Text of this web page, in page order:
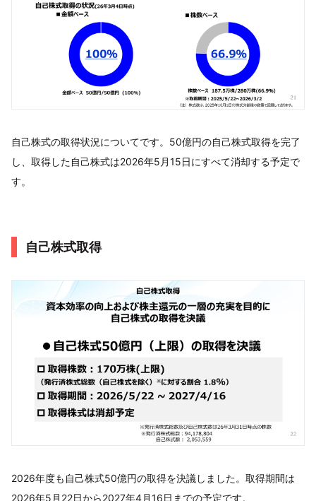
自己株式の取得状況についてです。50億円の自己株式取得を完了
し、取得した自己株式は2026年5月15日にすべて消却する予定で
す。
自己株式取得
2026年度も自己株式50億円の取得を決議しました。取得期間は
2026年5月22日から2027年4月16日までの予定です。